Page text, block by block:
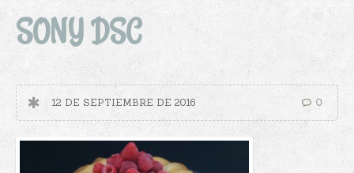
SONY DSC
12 DE SEPTIEMBRE DE 2016 0